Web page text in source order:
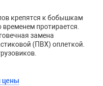
крепятся к бобышкам
временем протирается.
замена
(ПВХ) оплеткой.
цены